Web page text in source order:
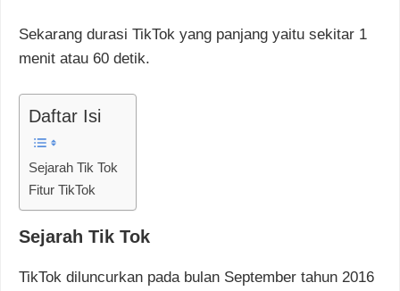
Sekarang durasi TikTok yang panjang yaitu sekitar 1
menit atau 60 detik.
Daftar Isi
Sejarah Tik Tok
Fitur TikTok
Sejarah Tik Tok
TikTok diluncurkan pada bulan September tahun 2016